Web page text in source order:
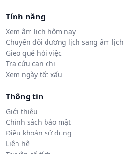
Tính năng
Xem âm lịch hôm nay
Chuyển đổi dương lịch sang âm lịch
Gieo quẻ hỏi việc
Tra cứu can chi
Xem ngày tốt xấu
Thông tin
Giới thiệu
Chính sách bảo mật
Điều khoản sử dụng
Liên hệ